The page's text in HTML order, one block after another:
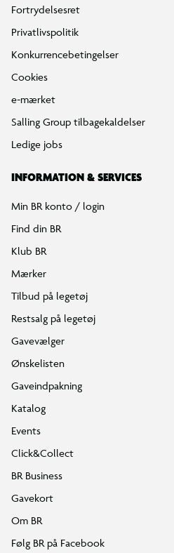
Fortrydelsesret
Privatlivspolitik
Konkurrencebetingelser
Cookies
e-mærket
Salling Group tilbagekaldelser
Ledige jobs
INFORMATION & SERVICES
Min BR konto / login
Find din BR
Klub BR
Mærker
Tilbud på legetøj
Restsalg på legetøj
Gavevælger
Ønskelisten
Gaveindpakning
Katalog
Events
Click&Collect
BR Business
Gavekort
Om BR
Følg BR på Facebook